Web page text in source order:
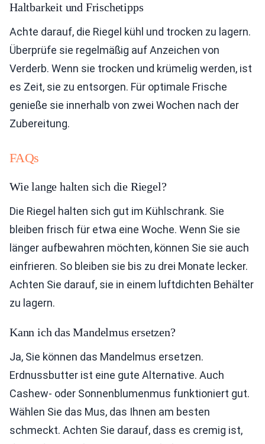
Haltbarkeit und Frischetipps
Achte darauf, die Riegel kühl und trocken zu lagern.
Überprüfe sie regelmäßig auf Anzeichen von
Verderb. Wenn sie trocken und krümelig werden, ist
es Zeit, sie zu entsorgen. Für optimale Frische
genieße sie innerhalb von zwei Wochen nach der
Zubereitung.
FAQs
Wie lange halten sich die Riegel?
Die Riegel halten sich gut im Kühlschrank. Sie
bleiben frisch für etwa eine Woche. Wenn Sie sie
länger aufbewahren möchten, können Sie sie auch
einfrieren. So bleiben sie bis zu drei Monate lecker.
Achten Sie darauf, sie in einem luftdichten Behälter
zu lagern.
Kann ich das Mandelmus ersetzen?
Ja, Sie können das Mandelmus ersetzen.
Erdnussbutter ist eine gute Alternative. Auch
Cashew- oder Sonnenblumenmus funktioniert gut.
Wählen Sie das Mus, das Ihnen am besten
schmeckt. Achten Sie darauf, dass es cremig ist,